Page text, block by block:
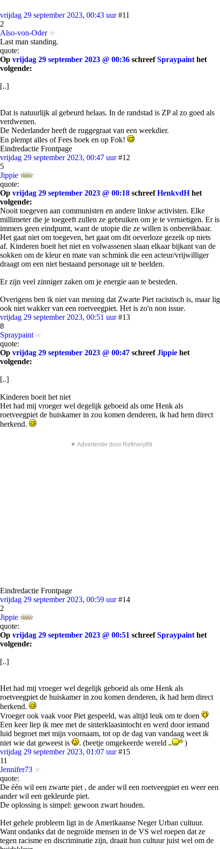
vrijdag 29 september 2023, 00:43 uur #11
2
Also-von-Oder
Last man standing.
quote:
Op vrijdag 29 september 2023 @ 00:36 schreefSpraypaint het
volgende:
[..]
Dat is natuurlijk al gebeurd helaas. In de randstad is ZP al zo goed als
verdwenen.
De Nederlander heeft de ruggegraat van een weekdier.
En plempt alles of Fees boek en op Fok!
Eindredactie Frontpage
vrijdag 29 september 2023, 00:47 uur #12
5
Jippie
quote:
Op vrijdag 29 september 2023 @ 00:18 schreefHenkvdHhet
volgende:
Nooit toegeven aan communisten en andere linkse activisten. Elke
millimeter die je toegeeft zullen ze gebruiken om je te vernietigen. Er is
immers geen eindpumt, want de utopie die ze willen is onbereikbaar.
Het gaat niet om toegeven, het gaat om dit oeverloze gezeik op niets
af. Kinderen boeit het niet en volwassenen slaan elkaar bijkant van de
sokken om de kleur en mate van schmink die een acteur/vrijwilliger
draagt om een niet bestaand personage uit te beelden.
Er zijn veel zinniger zaken om je energie aan te besteden.
Overigens ben ik niet van mening dat Zwarte Piet racistisch is, maar lig
ook niet wakker van een roetveegpiet. Het is zo'n non issue.
vrijdag 29 september 2023, 00:51 uur #13
8
Spraypaint
quote:
Op vrijdag 29 september 2023 @ 00:47 schreefJippie het
volgende:
[..]
Kinderen boeit het niet
Het had mij vroeger wel degelijk geboeid als ome Henk als
roetveegpiet de huiskamer in zou komen denderen, ik had hem direct
herkend.
▼ Advertentie door Refinery89
Eindredactie Frontpage
vrijdag 29 september 2023, 00:59 uur #14
2
Jippie
quote:
Op vrijdag 29 september 2023 @ 00:51 schreefSpraypaint het
volgende:
[..]
Het had mij vroeger wel degelijk geboeid als ome Henk als
roetveegpiet de huiskamer in zou komen denderen, ik had hem direct
herkend.
Vroeger ook vaak voor Piet gespeeld, was altijd leuk om te doen
Een keer liep ik mee met de sinterklaasintocht en werd door iemand
luid begroet met mijn voornaam, tot op de dag van vandaag weet ik
niet wie dat geweest is
. (beetje omgekeerde wereld
)
vrijdag 29 september 2023, 01:07 uur #15
11
Jennifer73
quote:
De één wil een zwarte piet , de ander wil een roetveegpiet en weer een
ander wil een gekleurde piet.
De oplossing is simpel: gewoon zwart houden.
Het gehele probleem ligt in de Amerikaanse Neger Urban cultuur.
Want ondanks dat de negroïde mensen in de VS wel roepen dat ze
tegen racisme en discriminatie zijn, draait hun cultuur juist wel om de